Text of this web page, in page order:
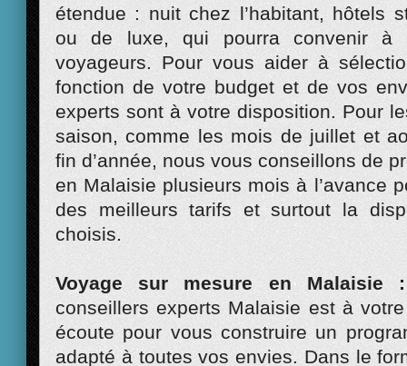
étendue : nuit chez l’habitant, hôtels
ou de luxe, qui pourra convenir à
voyageurs. Pour vous aider à
fonction de votre budget et de vos
experts sont à votre disposition. Pour
saison, comme les mois de juillet et
fin d’année, nous vous conseillons de
en Malaisie plusieurs mois à l’avance
des meilleurs tarifs et surtout la
choisis.
Voyage sur mesure en Malaisie :
conseillers experts Malaisie est à
écoute pour vous construire un
adapté à toutes vos envies. Dans le